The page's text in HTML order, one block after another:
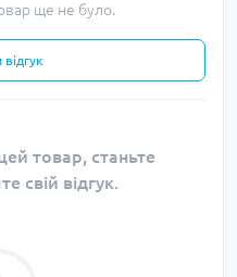
ще не було.
товар, станьте
свій відгук.